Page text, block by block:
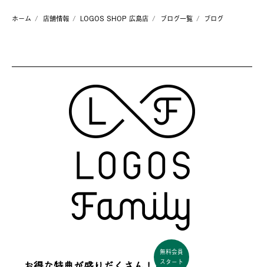
ホーム 店舗情報 LOGOS SHOP 広島店 ブログ一覧 ブログ
無料会員
スタート